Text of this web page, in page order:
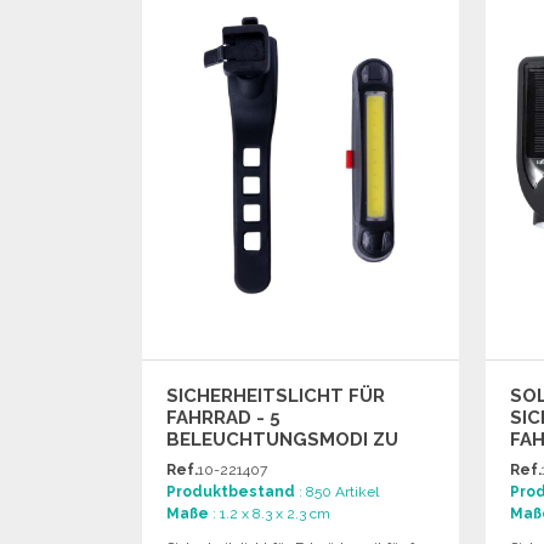
Angebot anfordern
SICHERHEITSLICHT FÜR
FAHRRAD - 5
BELEUCHTUNGSMODI ZU
GROSSHANDELSPREISEN
Ref.10-221407
Produktbestand : 850 Artikel
Maße : 1.2 x 8.3 x 2.3 cm
Ref.